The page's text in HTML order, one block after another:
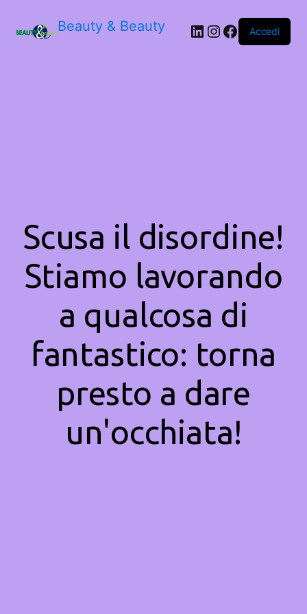
Beauty & Beauty LinkedIn
Instagram
Facebook
Accedi
Scusa il disordine!
Stiamo lavorando
a qualcosa di
fantastico: torna
presto a dare
un'occhiata!